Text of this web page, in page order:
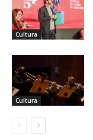
Cultura
Cultura